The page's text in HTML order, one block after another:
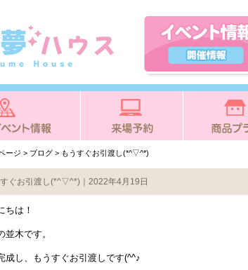
ージ > ブログ > もうすぐお引渡し(*^▽^*)
ぐお引渡し(*^▽^*)｜2022年4月19日
ちは！
並木です。
成し、もうすぐお引渡しです(^^♪